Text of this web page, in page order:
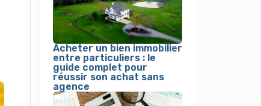
Acheter un bien immobilier
entre particuliers : le
guide complet pour
réussir son achat sans
agence